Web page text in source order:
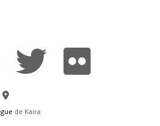
de Kaira